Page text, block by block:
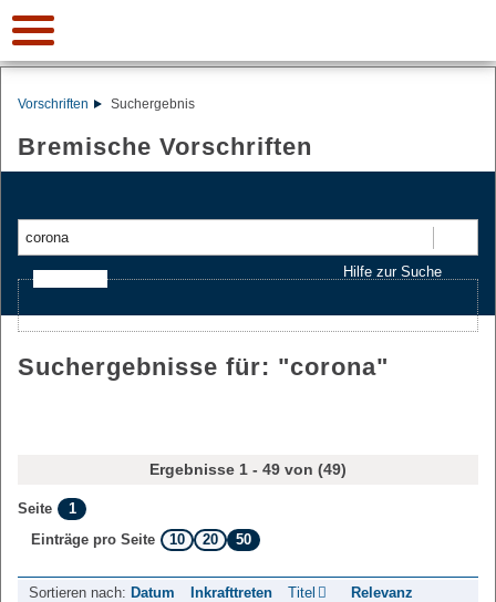
Vorschriften Suchergebnis
Bremische Vorschriften
Hilfe zur Suche
Suchergebnisse für: "corona"
Ergebnisse 1 - 49 von (49)
Seite
1
Einträge pro Seite
10 20 50
Sortieren nach: Datum Inkrafttreten Titel Relevanz